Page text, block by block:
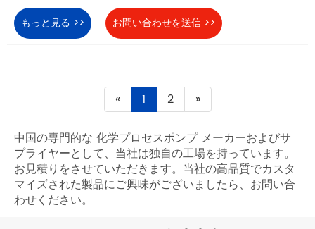
もっと見る >> お問い合わせを送信 >>
« 1 2 »
中国の専門的な 化学プロセスポンプ メーカーおよびサ
プライヤーとして、当社は独自の工場を持っています。
お見積りをさせていただきます。当社の高品質でカスタ
マイズされた製品にご興味がございましたら、お問い合
わせください。